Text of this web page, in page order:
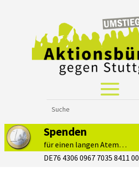
Spenden
für einen langen Atem…
DE76 4306 0967 7035 8411 00